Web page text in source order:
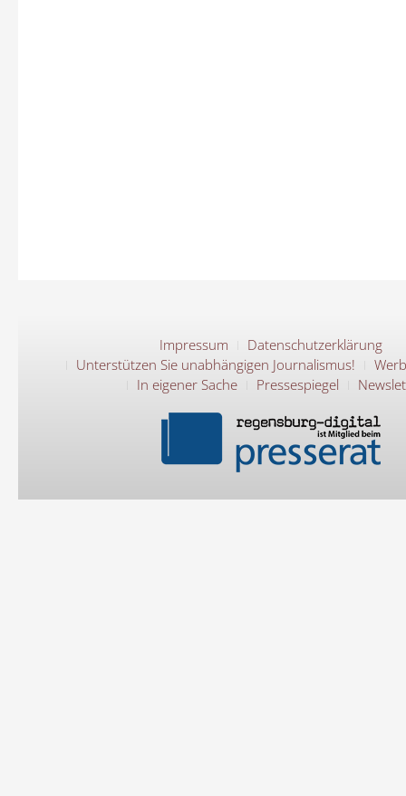
Impressum
Datenschutzerklärung
Unterstützen Sie unabhängigen Journalismus!
In eigener Sache
Pressespiegel